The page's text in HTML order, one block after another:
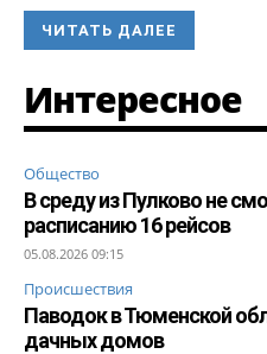
ЧИТАТЬ ДАЛЕЕ
Интересное
Общество
В среду из Пулково не
расписанию 16 рейсов
05.08.2026 09:15
Происшествия
Паводок в Тюменской
дачных домов